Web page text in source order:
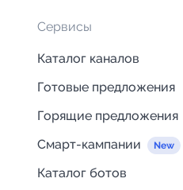
Сервисы
Каталог каналов
Готовые предложения
Горящие предложения
Смарт-кампании
Каталог ботов